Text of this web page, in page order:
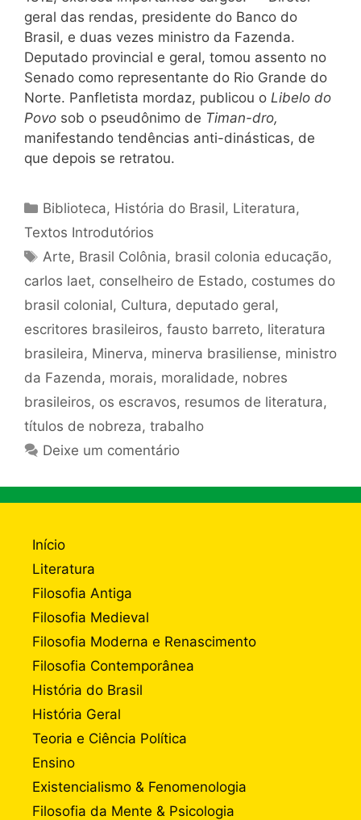
geral das rendas, presidente do Banco do
Brasil, e duas vezes ministro da Fazenda.
Deputado provincial e geral, tomou assento no
Senado como representante do Rio Grande do
Norte. Panfletista mordaz, publicou o Libelo do
Povo sob o pseudônimo de Timan-dro,
manifestando tendências anti-dinásticas, de
que depois se retratou.
Categorias
Biblioteca, História do Brasil, Literatura,
Textos Introdutórios
Tags
Arte, Brasil Colônia, brasil colonia educação,
carlos laet, conselheiro de Estado, costumes do
brasil colonial, Cultura, deputado geral,
escritores brasileiros, fausto barreto, literatura
brasileira, Minerva, minerva brasiliense, ministro
da Fazenda, morais, moralidade, nobres
brasileiros, os escravos, resumos de literatura,
títulos de nobreza, trabalho
Deixe um comentário
Início
Literatura
Filosofia Antiga
Filosofia Medieval
Filosofia Moderna e Renascimento
Filosofia Contemporânea
História do Brasil
História Geral
Teoria e Ciência Política
Ensino
Existencialismo & Fenomenologia
Filosofia da Mente & Psicologia